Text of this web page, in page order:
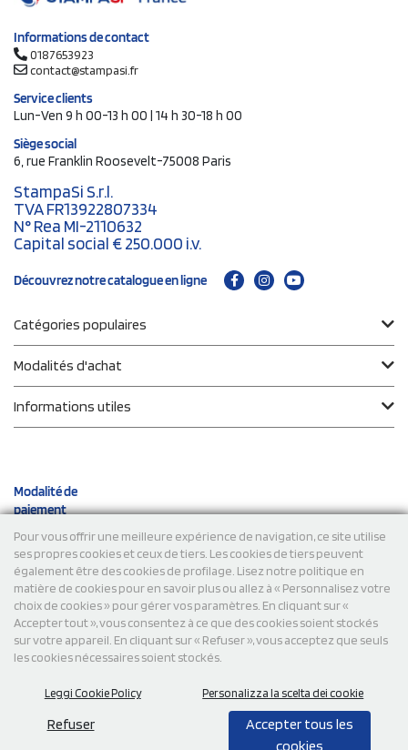
Pour vous offrir une meilleure expérience de navigation, ce site utilise
ses propres cookies et ceux de tiers. Les cookies de tiers peuvent
également être des cookies de profilage. Lisez notre politique en
matière de cookies pour en savoir plus ou allez à « Personnalisez votre
choix de cookies » pour gérer vos paramètres. En cliquant sur «
Accepter tout », vous consentez à ce que des cookies soient stockés
sur votre appareil. En cliquant sur « Refuser », vous acceptez que seuls
les cookies nécessaires soient stockés.
Leggi Cookie Policy Personalizza la scelta dei cookie
Refuser
Accepter tous les
cookies
Informations de contact
0187653923
contact@stampasi.fr
Service clients
Lun-Ven 9 h 00-13 h 00 | 14 h 30-18 h 00
Siège social
6, rue Franklin Roosevelt-75008 Paris
StampaSi S.r.l.
TVA FR13922807334
N° Rea MI-2110632
Capital social € 250.000 i.v.
Découvrez notre catalogue en ligne
Catégories populaires
Modalités d'achat
Informations utiles
Modalité de
paiement
Expéditions
© 2026 StampaSi s.r.l. TOUS DROITS RÉSERVÉS - TVA
FR13922807334